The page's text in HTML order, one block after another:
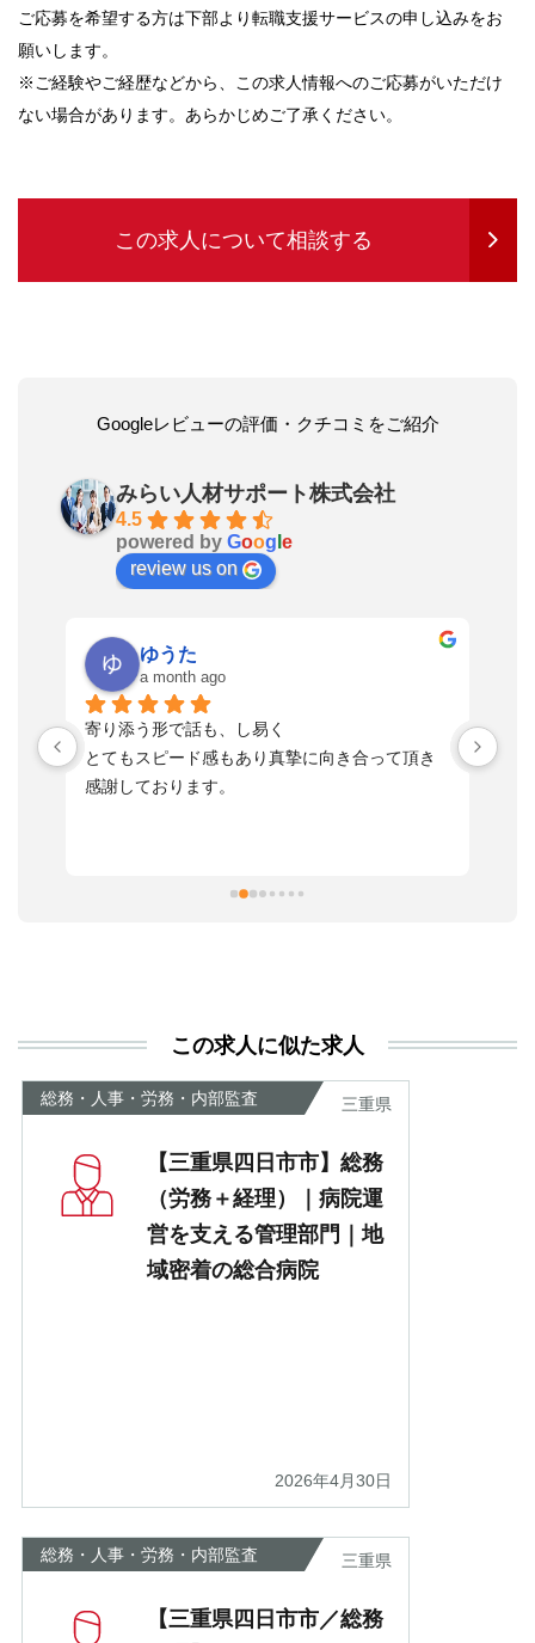
ご応募を希望する方は下部より転職支援サービスの申し込みをお
願いします。
※ご経験やご経歴などから、この求人情報へのご応募がいただけ
ない場合があります。あらかじめご了承ください。
この求人について相談する
Googleレビューの評価・クチコミをご紹介
みらい人材サポート株式会社
4.5
powered by Goog e
review us on
ゆうた
a month ago
寄り添う形で話も、し易く
とてもスピード感もあり真摯に向き合って頂き
感謝しております。
が
この求人に似た求人
総務・人事・労務・内部監査 三重県
【三重県四日市市】総務
（労務＋経理）｜病院運
営を支える管理部門｜地
域密着の総合病院
2026年4月30日
総務・人事・労務・内部監査 三重県
【三重県四日市市／総務